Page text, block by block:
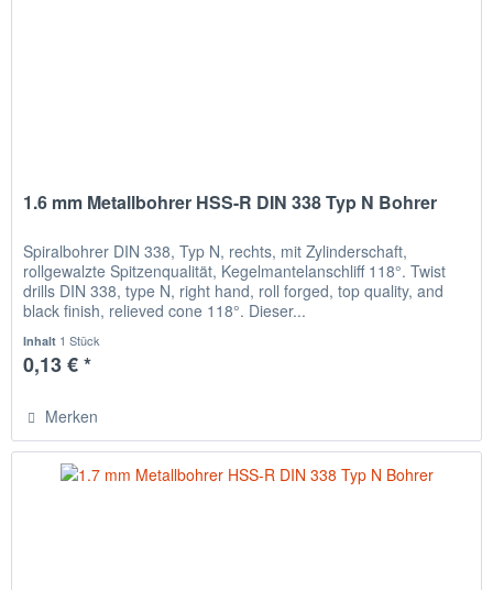
1.6 mm Metallbohrer HSS-R DIN 338 Typ N Bohrer
Spiralbohrer DIN 338, Typ N, rechts, mit Zylinderschaft,
rollgewalzte Spitzenqualität, Kegelmantelanschliff 118°. Twist
drills DIN 338, type N, right hand, roll forged, top quality, and
black finish, relieved cone 118°. Dieser...
Inhalt 1 Stück
0,13 € *
Merken